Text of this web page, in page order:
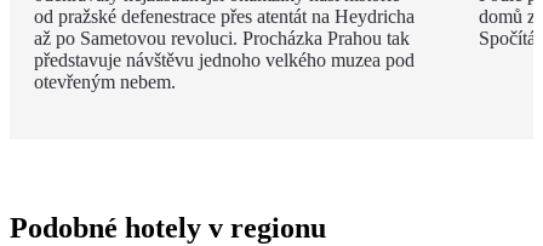
od pražské defenestrace přes atentát na Heydricha
až po Sametovou revoluci. Procházka Prahou tak
představuje návštěvu jednoho velkého muzea pod
otevřeným nebem.
domů
Podobné hotely v regionu